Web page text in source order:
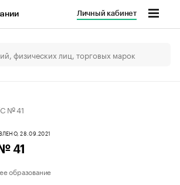
Личный кабинет
№ 41
28.09.2021
41
образование